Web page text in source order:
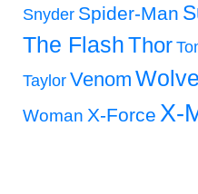
Snyder Spider-Man
The FlashThor
Taylor Venom
Woman X-Force X-